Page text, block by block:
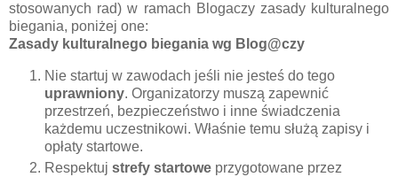
stosowanych rad) w ramach Blogaczy zasady kulturalnego
biegania, poniżej one:
Zasady kulturalnego biegania wg Blog@czy
Nie startuj w zawodach jeśli nie jesteś do tego
uprawniony. Organizatorzy muszą zapewnić
przestrzeń, bezpieczeństwo i inne świadczenia
każdemu uczestnikowi. Właśnie temu służą zapisy i
opłaty startowe.
Respektuj strefy startowe przygotowane przez